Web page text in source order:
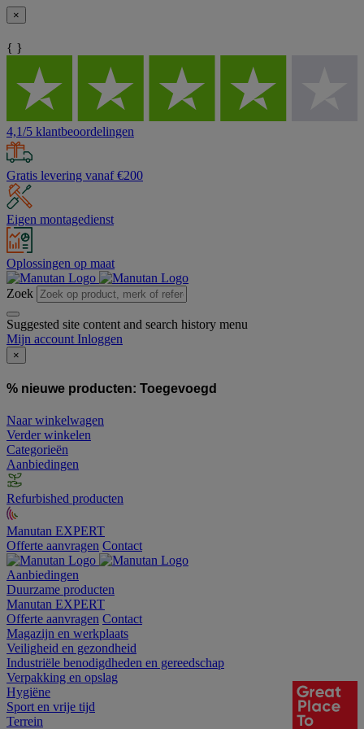
×
{ }
4,1/5 klantbeoordelingen
Gratis levering vanaf €200
Eigen montagedienst
Oplossingen op maat
Zoek
Suggested site content and search history menu
Mijn account Inloggen
×
% nieuwe producten: Toegevoegd
Naar winkelwagen
Verder winkelen
Categorieën
Aanbiedingen
Refurbished producten
Manutan EXPERT
Offerte aanvragen Contact
Aanbiedingen
Duurzame producten
Manutan EXPERT
Offerte aanvragen Contact
Magazijn en werkplaats
Veiligheid en gezondheid
Industriële benodigdheden en gereedschap
Verpakking en opslag
Hygiëne
Sport en vrije tijd
Terrein